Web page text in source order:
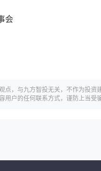
会
点，与九方智投无关，不作为投
用户的任何联系方式，谨防上当受